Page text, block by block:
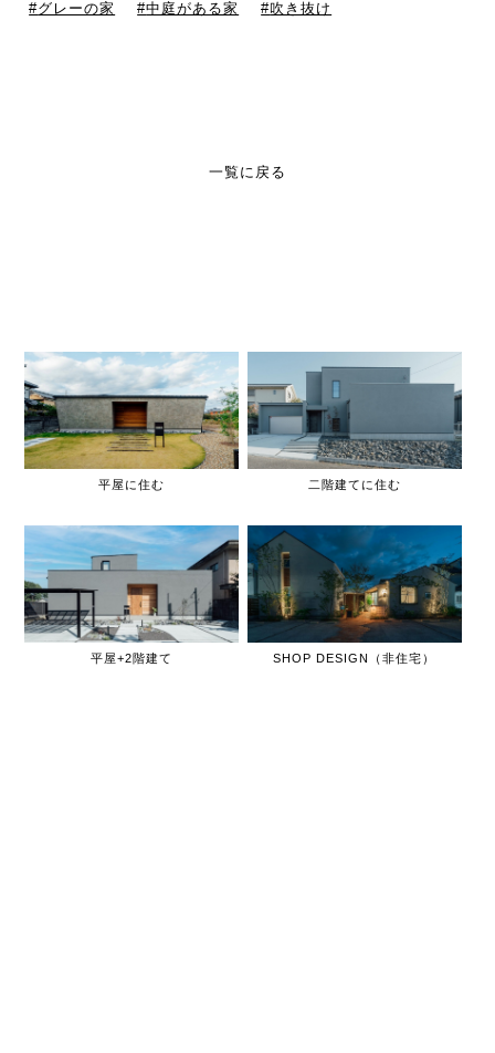
グレーの家 中庭がある家 吹き抜け
一覧に戻る
平屋に住む 二階建てに住む
平屋+2階建て SHOP DESIGN（非住宅）